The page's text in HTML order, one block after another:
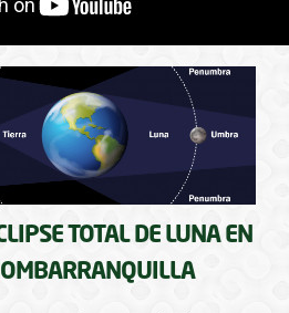
TOTAL DE LUNA EN